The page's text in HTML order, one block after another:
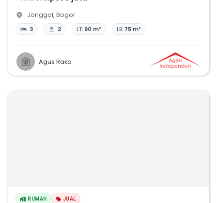
Jonggol, Bogor
3 2 LT: 90 m² LB: 75 m²
Agus Raka
RUMAH JUAL